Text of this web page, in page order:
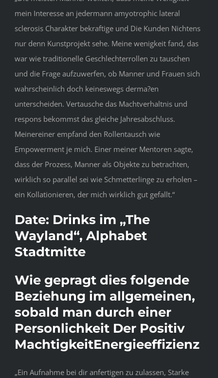
mein Interesse an jedermann amyotrophic lateral
sclerosis Charakter bekraftige und Die Kunden Nichtens
nur denn Kunstprojekt sehe. Meine wenigkeit fand, das
war wie traditionelle Geschlechterrollen zu tauschen
und die Frage aufzuwerfen, ob Manner und Frauen sich
wahrscheinlich doch keineswegs derma?en
unterscheiden. Vertausche das Machtverhaltnis und
respons bekommst das gleiche Jahresabschluss.
Meinereiner empfand den Rollentausch wie
Empowerment je mich. Einer meiner Mentoren sagte,
dass der Prozess, Manner als Objekte zu betrachten,
wirklich so parallel sei wie Schmetterlinge zu erholen –
ein Kollationieren, der mich wirklich gut gefallt.“
Date: Drinks im „The
Wayland“, Alphabet
Stadtmitte
Wie gepragt dies folgende
Beziehung im allgemeinen,
sobald man durch einer
Personlichkeit Der Positiv
MachtigkeitEnergieeffizienz
„Ein Aufnahme bei dir anfertigen zu zulassen, Starke